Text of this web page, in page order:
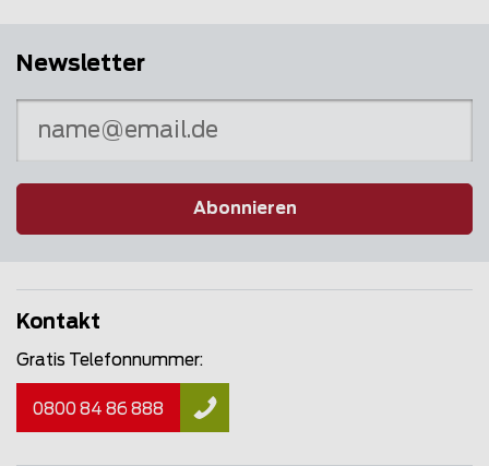
Newsletter
Abonnieren
Kontakt
Gratis Telefonnummer:
0800 84 86 888